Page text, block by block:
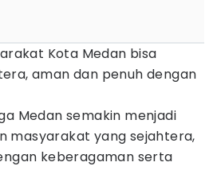
Kota Medan bisa
aman dan penuh dengan
Medan semakin menjadi
masyarakat yang sejahtera,
keberagaman serta